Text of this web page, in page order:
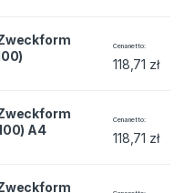
białe (100) quantity
Cena netto
118,71 zł
białe (100) A4 quantity
A4
Cena netto
118,71 zł
białe (100) quantity